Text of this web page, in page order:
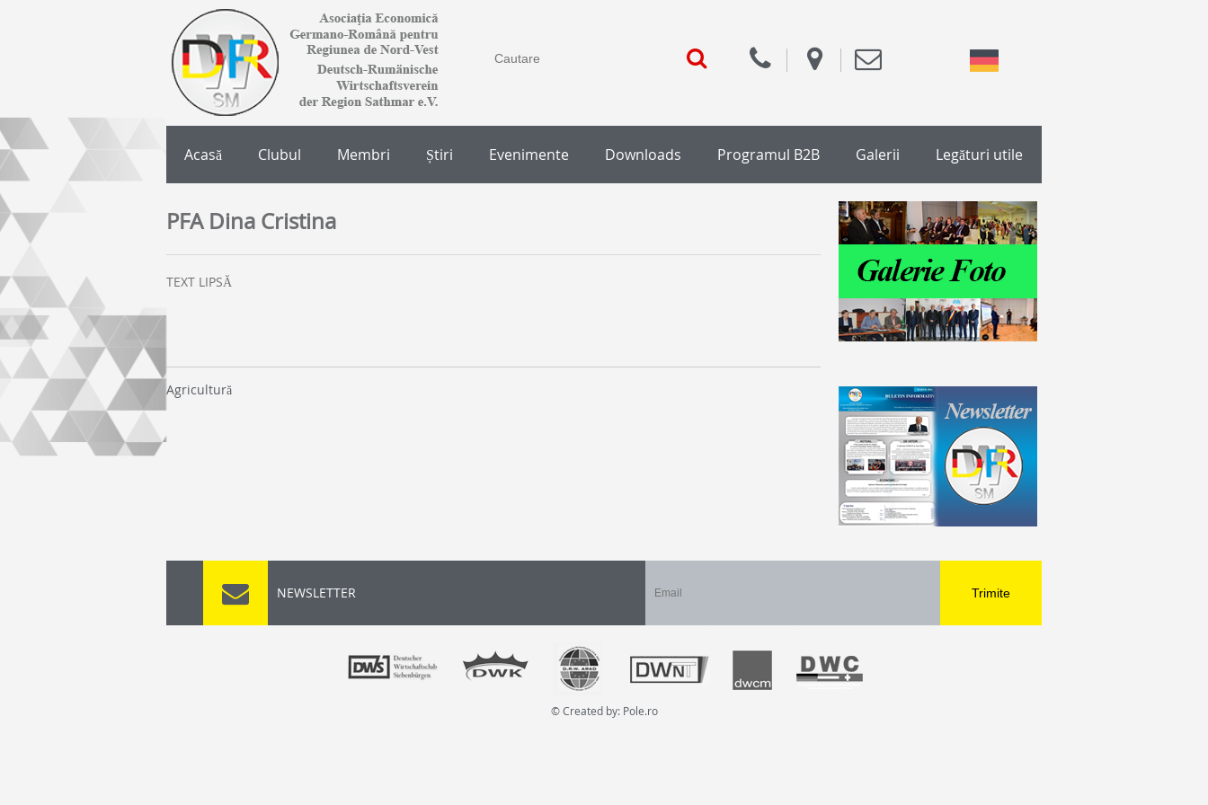
Acasă Clubul Membri Știri Evenimente Downloads Programul B2B Galerii Legături utile
PFA Dina Cristina
TEXT LIPSĂ
Agricultură
NEWSLETTER Trimite
© Created by: Pole.ro